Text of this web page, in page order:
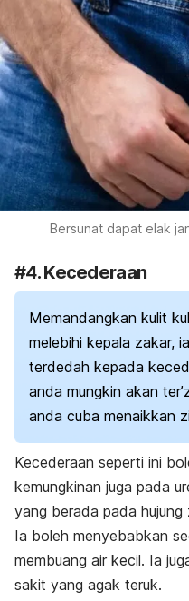
Bersunat dapat elak
#4. Kecederaan
Memandangkan kulit
melebihi kepala zakar,
terdedah kepada
anda mungkin akan
anda cuba menaikkan
Kecederaan seperti ini
kemungkinan juga pada
yang berada pada hujung
Ia boleh menyebabkan
membuang air kecil. Ia
sakit yang agak teruk.